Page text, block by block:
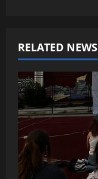
a
v
i
g
a
t
RELATED NEWS